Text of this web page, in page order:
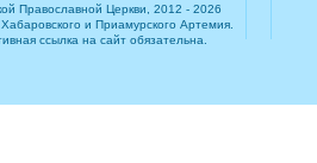
Православной Церкви, 2012 - 2026
и Приамурского Артемия.
ссылка на сайт обязательна.